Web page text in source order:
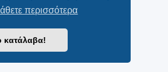
περισσότερα
κατάλαβα!